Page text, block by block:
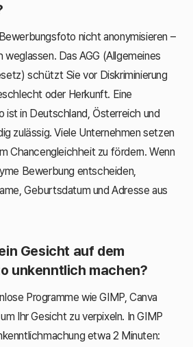
nicht anonymisieren –
Das AGG (Allgemeines
schützt Sie vor Diskriminierung
oder Herkunft. Eine
ist in Deutschland, Österreich und
zulässig. Viele Unternehmen setzen
Chancengleichheit zu fördern. Wenn
Bewerbung entscheiden,
Geburtsdatum und Adresse aus
Gesicht auf dem
unkenntlich machen?
Programme wie GIMP, Canva
Ihr Gesicht zu verpixeln. In GIMP
etwa 2 Minuten: